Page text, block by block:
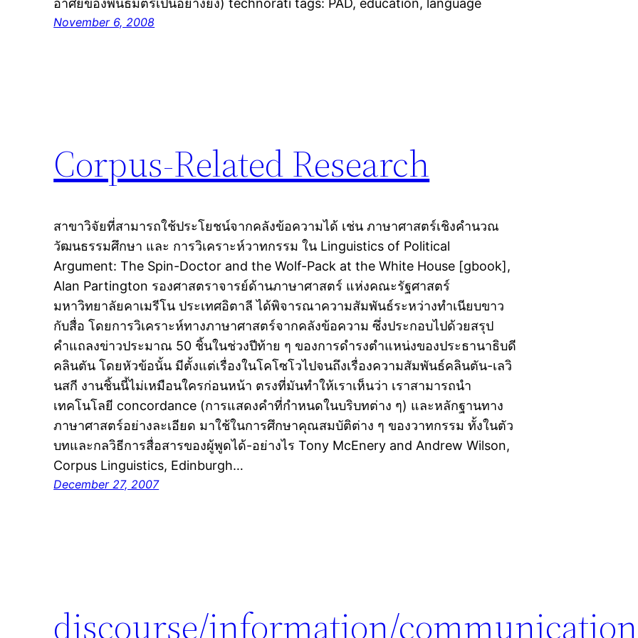
อาศัยของพันธมิตรเป็นอย่างยิ่ง) technorati tags: PAD, education, language
November 6, 2008
Corpus-Related Research
สาขาวิจัยที่สามารถใช้ประโยชน์จากคลังข้อความได้ เช่น ภาษาศาสตร์เชิงคำนวณ
วัฒนธรรมศึกษา และ การวิเคราะห์วาทกรรม ใน Linguistics of Political
Argument: The Spin-Doctor and the Wolf-Pack at the White House [gbook],
Alan Partington รองศาสตราจารย์ด้านภาษาศาสตร์ แห่งคณะรัฐศาสตร์
มหาวิทยาลัยคาเมรีโน ประเทศอิตาลี ได้พิจารณาความสัมพันธ์ระหว่างทำเนียบขาว
กับสื่อ โดยการวิเคราะห์ทางภาษาศาสตร์จากคลังข้อความ ซึ่งประกอบไปด้วยสรุป
คำแถลงข่าวประมาณ 50 ชิ้นในช่วงปีท้าย ๆ ของการดำรงตำแหน่งของประธานาธิบดี
คลินตัน โดยหัวข้อนั้น มีตั้งแต่เรื่องในโคโซโวไปจนถึงเรื่องความสัมพันธ์คลินตัน-เลวิ
นสกี งานชิ้นนี้ไม่เหมือนใครก่อนหน้า ตรงที่มันทำให้เราเห็นว่า เราสามารถนำ
เทคโนโลยี concordance (การแสดงคำที่กำหนดในบริบทต่าง ๆ) และหลักฐานทาง
ภาษาศาสตร์อย่างละเอียด มาใช้ในการศึกษาคุณสมบัติต่าง ๆ ของวาทกรรม ทั้งในตัว
บทและกลวิธีการสื่อสารของผู้พูดได้-อย่างไร Tony McEnery and Andrew Wilson,
Corpus Linguistics, Edinburgh…
December 27, 2007
discourse/information/